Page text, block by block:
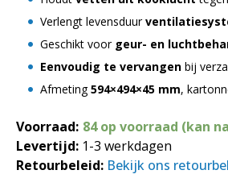
Verlengt levensduur
Geschikt voor geur- en
Eenvoudig te vervangen bij
Afmeting594×494×45 mm,
Voorraad: 84 op voorraad (kan
Levertijd: 1-3 werkdagen
Retourbeleid: Bekijk ons